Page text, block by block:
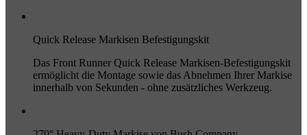
Quick Release Markisen Befestigungskit
Das Front Runner Quick Release Markisen-Befestigungskit
ermöglicht die Montage sowie das Abnehmen Ihrer Markise
innerhalb von Sekunden - ohne zusätzliches Werkzeug.